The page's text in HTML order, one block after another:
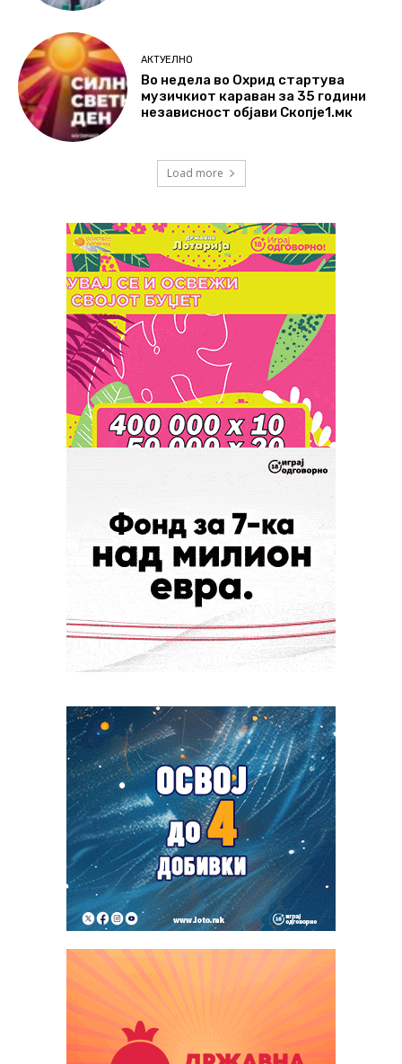
АКТУЕЛНО
Во недела во Охрид стартува
музичкиот караван за 35 години
независност објави Скопје1.мк
Load more